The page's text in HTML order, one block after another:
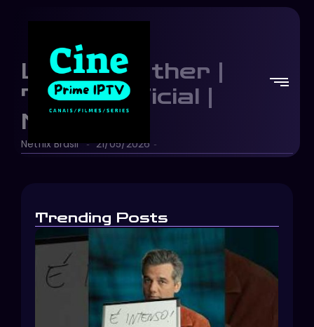
Little Brother |
Trailer oficial |
Netflix
Netflix Brasil - 21/05/2026 -
Trending Posts